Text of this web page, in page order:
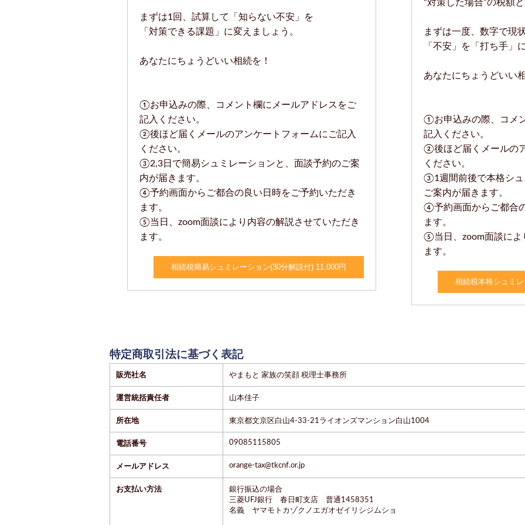
まずは1回、試算して「知らない不安」を
「対策できる課題」に変えましょう。
あなたにちょうどいい相続を！
①お申込みの際、コメント欄にメールアドレスをご
記入ください。
②後ほど届くメールのアンケートフォームにご記入
ください。
③2,3日で簡易シュミレーションと、面談予約のご案
内が届きます。
④予約画面からご都合の良い日時をご予約いただき
ます。
⑤当日、zoom面談により内容の解説させていただき
ます。
相続税簡易シュミレーション(30分解説付) 11,000円
“対策した場合”の税額
まずは一度、数字で現
「不安」を「打ち手」
あなたにちょうどいい
①お申込みの際、コメ
記入ください。
②後ほど届くメールの
ください。
③1週間前後で本格シュ
ご案内が届きます。
④予約画面からご都合
ます。
⑤当日、zoom面談によ
ます。
相続税本格シュミ
特定商取引法に基づく表記
販売社名 やまもと 家族の笑顔 税理士事務所
運営統括責任者 山本佳子
所在地 東京都文京区白山4-33-21ライオンズマンション白山1004
電話番号 09085115805
メールアドレス orange-tax@tkcnf.or.jp
お支払い方法
銀行振込の場合
三菱UFJ銀行 春日町支店 普通1458351
名義 ヤマモトカゾクノエガオゼイリシジムショ